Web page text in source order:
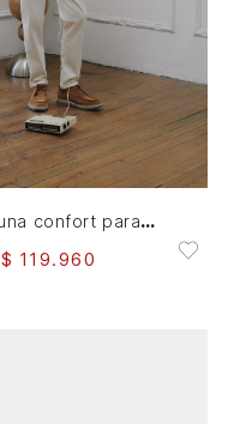
36 38
AGREGAR AL CARRITO
Pantalón Calluna confort para hombre semi fitted
$ 119.960